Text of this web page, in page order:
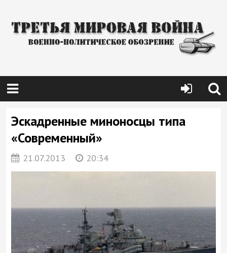
Эскадренные миноносцы типа
«Современный»
21.07.2013 20:34